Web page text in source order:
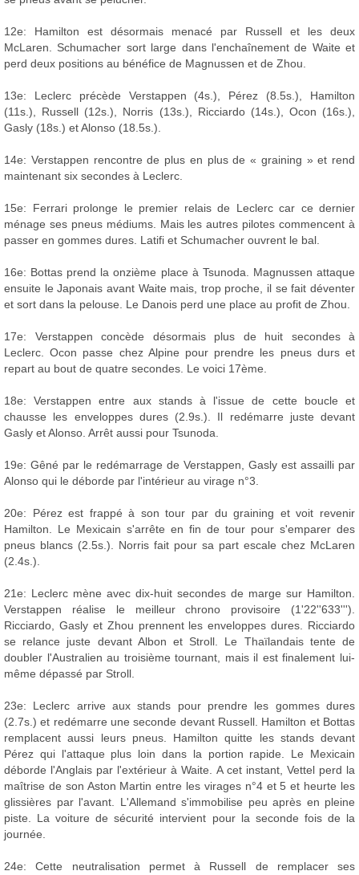
12e: Hamilton est désormais menacé par Russell et les deux
McLaren. Schumacher sort large dans l'enchaînement de Waite et
perd deux positions au bénéfice de Magnussen et de Zhou.
13e: Leclerc précède Verstappen (4s.), Pérez (8.5s.), Hamilton
(11s.), Russell (12s.), Norris (13s.), Ricciardo (14s.), Ocon (16s.),
Gasly (18s.) et Alonso (18.5s.).
14e: Verstappen rencontre de plus en plus de « graining » et rend
maintenant six secondes à Leclerc.
15e: Ferrari prolonge le premier relais de Leclerc car ce dernier
ménage ses pneus médiums. Mais les autres pilotes commencent à
passer en gommes dures. Latifi et Schumacher ouvrent le bal.
16e: Bottas prend la onzième place à Tsunoda. Magnussen attaque
ensuite le Japonais avant Waite mais, trop proche, il se fait déventer
et sort dans la pelouse. Le Danois perd une place au profit de Zhou.
17e: Verstappen concède désormais plus de huit secondes à
Leclerc. Ocon passe chez Alpine pour prendre les pneus durs et
repart au bout de quatre secondes. Le voici 17ème.
18e: Verstappen entre aux stands à l'issue de cette boucle et
chausse les enveloppes dures (2.9s.). Il redémarre juste devant
Gasly et Alonso. Arrêt aussi pour Tsunoda.
19e: Gêné par le redémarrage de Verstappen, Gasly est assailli par
Alonso qui le déborde par l'intérieur au virage n°3.
20e: Pérez est frappé à son tour par du graining et voit revenir
Hamilton. Le Mexicain s'arrête en fin de tour pour s'emparer des
pneus blancs (2.5s.). Norris fait pour sa part escale chez McLaren
(2.4s.).
21e: Leclerc mène avec dix-huit secondes de marge sur Hamilton.
Verstappen réalise le meilleur chrono provisoire (1'22''633''').
Ricciardo, Gasly et Zhou prennent les enveloppes dures. Ricciardo
se relance juste devant Albon et Stroll. Le Thaïlandais tente de
doubler l'Australien au troisième tournant, mais il est finalement lui-
même dépassé par Stroll.
23e: Leclerc arrive aux stands pour prendre les gommes dures
(2.7s.) et redémarre une seconde devant Russell. Hamilton et Bottas
remplacent aussi leurs pneus. Hamilton quitte les stands devant
Pérez qui l'attaque plus loin dans la portion rapide. Le Mexicain
déborde l'Anglais par l'extérieur à Waite. A cet instant, Vettel perd la
maîtrise de son Aston Martin entre les virages n°4 et 5 et heurte les
glissières par l'avant. L'Allemand s'immobilise peu après en pleine
piste. La voiture de sécurité intervient pour la seconde fois de la
journée.
24e: Cette neutralisation permet à Russell de remplacer ses